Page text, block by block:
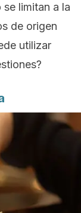
limitan a la
de origen
utilizar